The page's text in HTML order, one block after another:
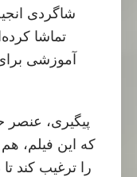
شاگردی
تماشا
آموزشی
پیگیری، عنصر
که این فیلم،
را ترغیب کند